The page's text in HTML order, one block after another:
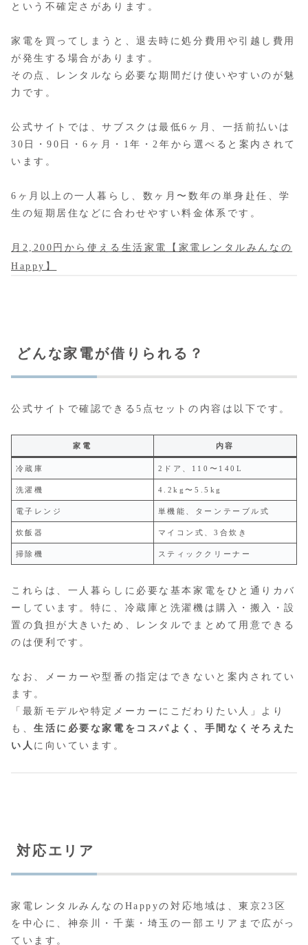
という不確定さがあります。
家電を買ってしまうと、退去時に処分費用や引越し費用
が発生する場合があります。
その点、レンタルなら必要な期間だけ使いやすいのが魅
力です。
公式サイトでは、サブスクは最低6ヶ月、一括前払いは
30日・90日・6ヶ月・1年・2年から選べると案内されて
います。
6ヶ月以上の一人暮らし、数ヶ月〜数年の単身赴任、学
生の短期居住などに合わせやすい料金体系です。
月2,200円から使える生活家電【家電レンタルみんなの
Happy】
どんな家電が借りられる？
公式サイトで確認できる5点セットの内容は以下です。
家電 内容
冷蔵庫 2ドア、110〜140L
洗濯機 4.2kg〜5.5kg
電子レンジ 単機能、ターンテーブル式
炊飯器 マイコン式、3合炊き
掃除機 スティッククリーナー
これらは、一人暮らしに必要な基本家電をひと通りカバ
ーしています。特に、冷蔵庫と洗濯機は購入・搬入・設
置の負担が大きいため、レンタルでまとめて用意できる
のは便利です。
なお、メーカーや型番の指定はできないと案内されてい
ます。
「最新モデルや特定メーカーにこだわりたい人」より
も、生活に必要な家電をコスパよく、手間なくそろえた
い人 に向いています。
対応エリア
家電レンタルみんなのHappyの対応地域は、東京23区
を中心に、神奈川・千葉・埼玉の一部エリアまで広がっ
ています。